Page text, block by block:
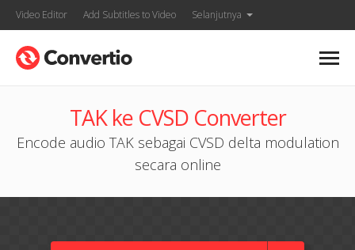
Video Editor Add Subtitles to Video Selanjutnya
TAK ke CVSD Converter
Encode audio TAK sebagai CVSD delta modulation
secara online